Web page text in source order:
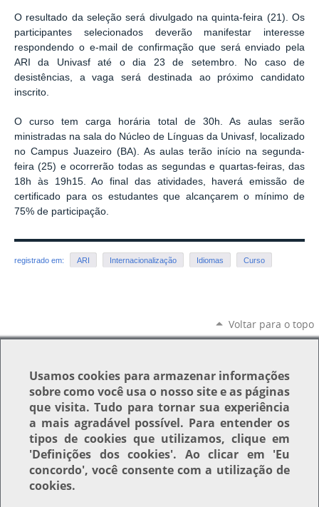
O resultado da seleção será divulgado na quinta-feira (21). Os
participantes selecionados deverão manifestar interesse
respondendo o e-mail de confirmação que será enviado pela
ARI da Univasf até o dia 23 de setembro. No caso de
desistências, a vaga será destinada ao próximo candidato
inscrito.
O curso tem carga horária total de 30h. As aulas serão
ministradas na sala do Núcleo de Línguas da Univasf, localizado
no Campus Juazeiro (BA). As aulas terão início na segunda-
feira (25) e ocorrerão todas as segundas e quartas-feiras, das
18h às 19h15. Ao final das atividades, haverá emissão de
certificado para os estudantes que alcançarem o mínimo de
75% de participação.
registrado em: ARI Internacionalização Idiomas Curso
Voltar para o topo
Usamoscookies para armazenar informações
sobre como você usa o nosso site e as páginas
que visita. Tudo para tornar sua experiência
a mais agradável possível. Para entender os
tipos de cookies que utilizamos, clique em
'Definições dos cookies'. Ao clicar em 'Eu
concordo', você consente com a utilização de
cookies.